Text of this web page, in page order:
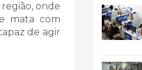
onde
mata com
de agir